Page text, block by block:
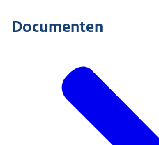
Documenten